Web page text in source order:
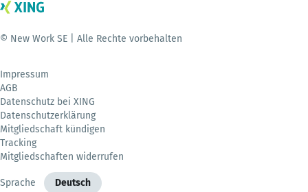
© New Work SE | Alle Rechte vorbehalten
Impressum
AGB
Datenschutz bei XING
Datenschutzerklärung
Mitgliedschaft kündigen
Tracking
Mitgliedschaften widerrufen
Sprache Deutsch